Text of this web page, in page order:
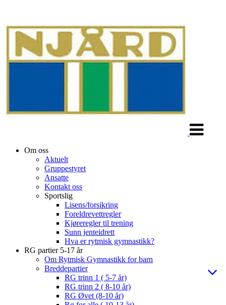
Om oss
Aktuelt
Gruppestyret
Ansatte
Kontakt oss
Sportslig
Lisens/forsikring
Foreldrevettregler
Kjøreregler til trening
Sunn jenteidrett
Hva er rytmisk gymnastikk?
RG partier 5-17 år
Om Rytmisk Gymnastikk for barn
Breddepartier
RG trinn 1 ( 5-7 år)
RG trinn 2 ( 8-10 år)
RG Øvet (8-10 år)